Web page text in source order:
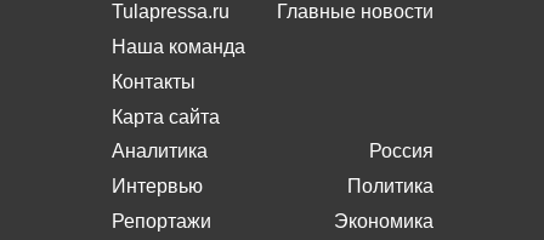
Tulapressa.ru
Наша команда
Контакты
Карта сайта
Главные новости
Аналитика
Интервью
Репортажи
Россия
Политика
Экономика